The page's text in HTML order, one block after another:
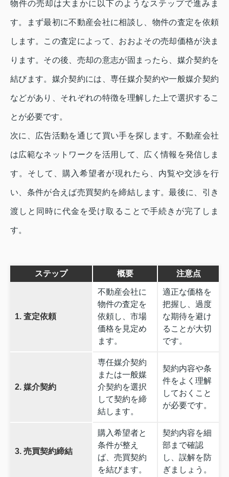
物件の売却は大まかに以下のようなステップで進みま
す。まず最初に不動産会社に相談し、物件の査定を依頼
します。この査定によって、おおよその売却価格が決ま
ります。その後、売却の意志が固まったら、媒介契約を
結びます。媒介契約には、専任媒介契約や一般媒介契約
などがあり、それぞれの特徴を理解した上で選択するこ
とが必要です。
次に、広告活動を通じて買い手を探します。不動産会社
は広範なネットワークを活用して、広く情報を発信しま
す。そして、購入希望者が現れたら、内覧や交渉を行
い、条件が合えば売買契約を締結します。最後に、引き
渡しと同時に代金を受け取ることで手続きが完了しま
す。
ステップ 概要 注意点
1. 査定依頼
不動産会社に
物件の査定を
依頼し、市場
価格を見定め
ます。
適正な価格を
把握し、過度
な期待を避け
ることが大切
です。
2. 媒介契約
専任媒介契約
または一般媒
介契約を選択
して契約を締
結します。
契約内容や条
件をよく理解
しておくこと
が必要です。
3. 売買契約締結
購入希望者と
条件が整え
ば、売買契約
を結びます。
契約内容を細
部まで確認
し、誤解を防
ぎましょう。